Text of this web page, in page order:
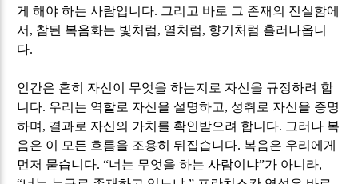
게 해야 하는 사람입니다. 그리고 바로 그 존재의 진실함에
서 , 참된 복음화는 빛처럼, 열처럼, 향기처럼 흘러나옵니
다.
인간은 흔히 자신이 무엇을 하는지로 자신을 규정하려 합
니다. 우리는 역할로 자신을 설명하고, 성취로 자신을 증명
하며 , 결과로 자신의 가치를 확인받으려 합니다. 그러나 복
음은 이 모든 흐름을 조용히 뒤집습니다. 복음은 우리에게
먼저 묻습니다. “너는 무엇을 하는 사람이냐”가 아니라,